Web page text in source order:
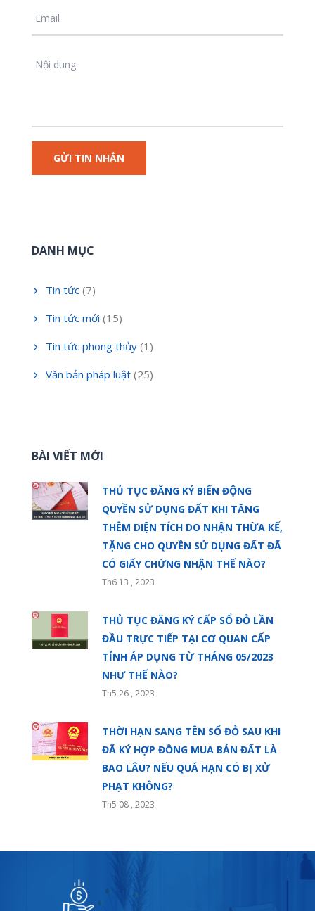
DANH MỤC
Tin tức (7)
Tin tức mới (15)
Tin tức phong thủy (1)
Văn bản pháp luật (25)
BÀI VIẾT MỚI
THỦ TỤC ĐĂNG KÝ BIẾN ĐỘNG
QUYỀN SỬ DỤNG ĐẤT KHI TĂNG
THÊM DIỆN TÍCH DO NHẬN THỪA KẾ,
TẶNG CHO QUYỀN SỬ DỤNG ĐẤT ĐÃ
CÓ GIẤY CHỨNG NHẬN THẾ NÀO?
Th6 13 , 2023
THỦ TỤC ĐĂNG KÝ CẤP SỔ ĐỎ LẦN
ĐẦU TRỰC TIẾP TẠI CƠ QUAN CẤP
TỈNH ÁP DỤNG TỪ THÁNG 05/2023
NHƯ THẾ NÀO?
Th5 26 , 2023
THỜI HẠN SANG TÊN SỔ ĐỎ SAU KHI
ĐÃ KÝ HỢP ĐỒNG MUA BÁN ĐẤT LÀ
BAO LÂU? NẾU QUÁ HẠN CÓ BỊ XỬ
PHẠT KHÔNG?
Th5 08 , 2023